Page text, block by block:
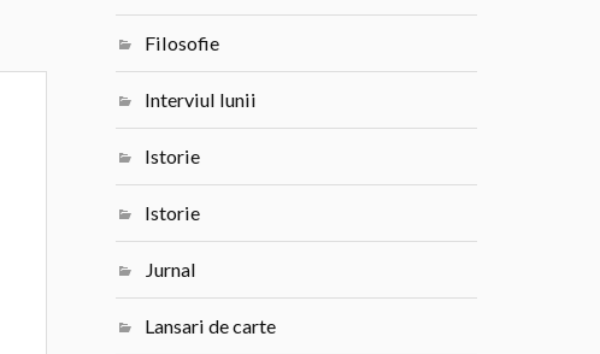
Filosofie
Interviul lunii
Istorie
Istorie
Jurnal
Lansari de carte